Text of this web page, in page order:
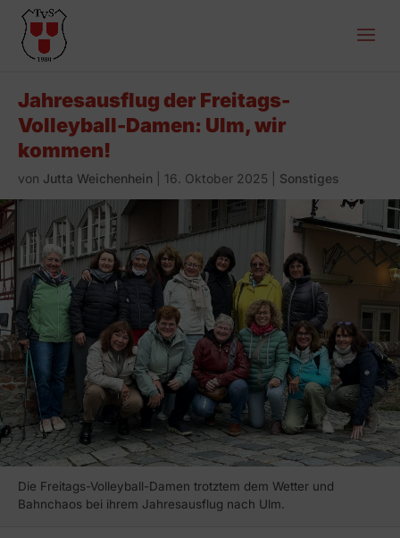
Jahresausflug der Freitags-
Volleyball-Damen: Ulm, wir
kommen!
von Jutta Weichenhein 16. Oktober 2025 Sonstiges
Die Freitags-Volleyball-Damen trotztem dem Wetter und
Bahnchaos bei ihrem Jahresausflug nach Ulm.